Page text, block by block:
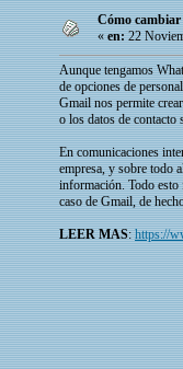
Cómo
«en:22
Aunque tengamos
de opciones de
Gmail nos permite
o los datos de contacto
En comunicaciones
empresa, y sobre todo
información. Todo esto
caso de Gmail, de
LEER MAS:https://